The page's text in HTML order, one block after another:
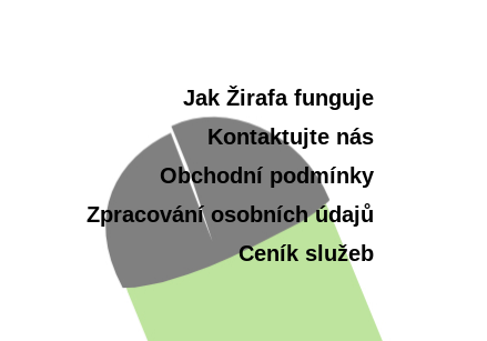
Jak Žirafa funguje
Kontaktujte nás
Obchodní podmínky
Zpracování osobních údajů
Ceník služeb